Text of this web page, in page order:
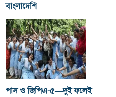
বাংলাদেশি
পাস ও জিপিএ-৫—দুই ফলেই